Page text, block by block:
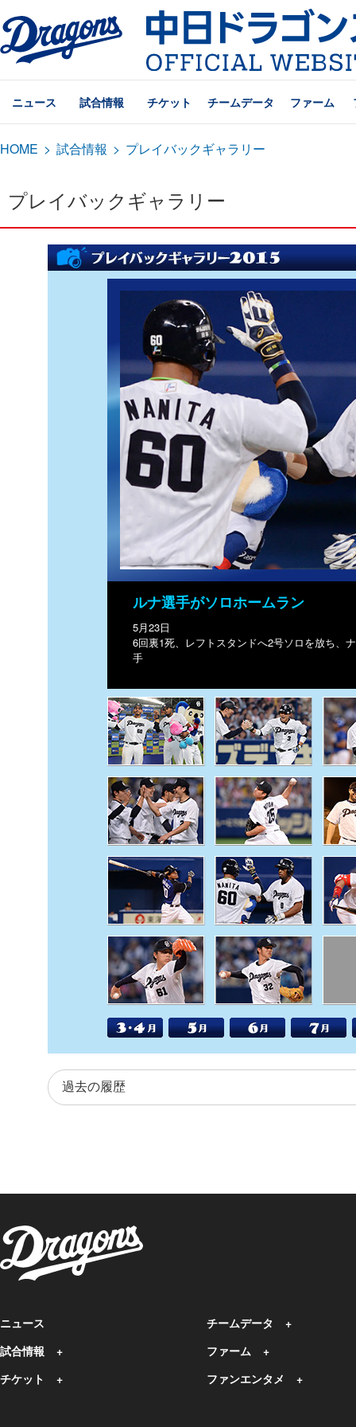
ニュース 試合情報 チケット チームデータ ファーム
HOME > 試合情報 > プレイバックギャラリー
プレイバックギャラリー
ルナ選手がソロホームラン
5月23日
6回裏1死、レフトスタンドへ2号ソロを放ち、
手
ニュース
試合情報
チケット
チームデータ
ファーム
ファンエンタメ